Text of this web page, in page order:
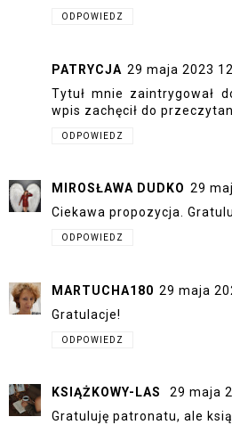
ODPOWIEDZ
PATRYCJA 29 maja 2023
Tytuł mnie zaintrygował
wpis zachęcił do
ODPOWIEDZ
MIROSŁAWA DUDKO 29
Ciekawa propozycja.
ODPOWIEDZ
MARTUCHA180 29 maja
Gratulacje!
ODPOWIEDZ
KSIĄŻKOWY-LAS
29 maja
Gratuluję patronatu, ale